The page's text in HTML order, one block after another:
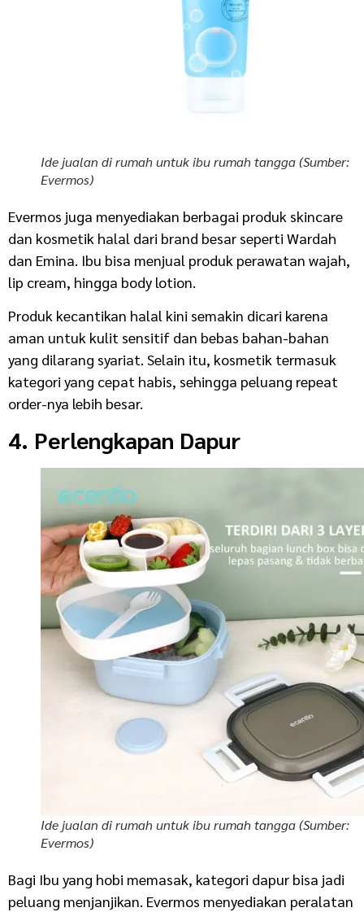
Ide jualan di rumah untuk ibu rumah tangga (Sumber:
Evermos)
Evermos juga menyediakan berbagai produk skincare
dan kosmetik halal dari brand besar seperti Wardah
dan Emina. Ibu bisa menjual produk perawatan wajah,
lip cream, hingga body lotion.
Produk kecantikan halal kini semakin dicari karena
aman untuk kulit sensitif dan bebas bahan-bahan
yang dilarang syariat. Selain itu, kosmetik termasuk
kategori yang cepat habis, sehingga peluang repeat
order-nya lebih besar.
4. Perlengkapan Dapur
Ide jualan di rumah untuk ibu rumah tangga (Sumber:
Evermos)
Bagi Ibu yang hobi memasak, kategori dapur bisa jadi
peluang menjanjikan. Evermos menyediakan peralatan